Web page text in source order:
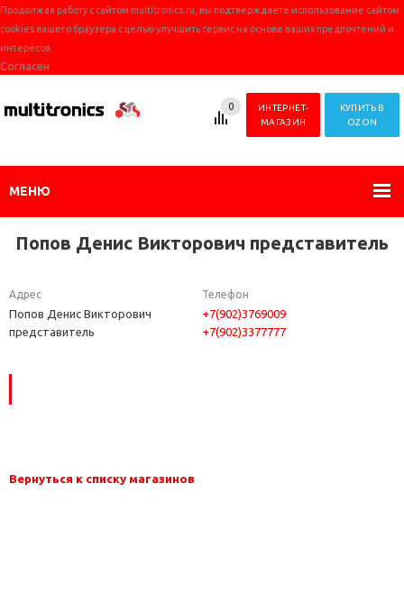
Продолжая работу с сайтом multitronics.ru, вы подтверждаете использование сайтом
cookies вашего браузера с целью улучшить сервис на основе ваших предпочтений и
интересов.
Согласен
КУПИТЬ В
OZON
ИНТЕРНЕТ-
МАГАЗИН
0
МЕНЮ
Попов Денис Викторович представитель
Адрес
Попов Денис Викторович
представитель
Телефон
+7(902)3769009
+7(902)3377777
Вернуться к списку магазинов